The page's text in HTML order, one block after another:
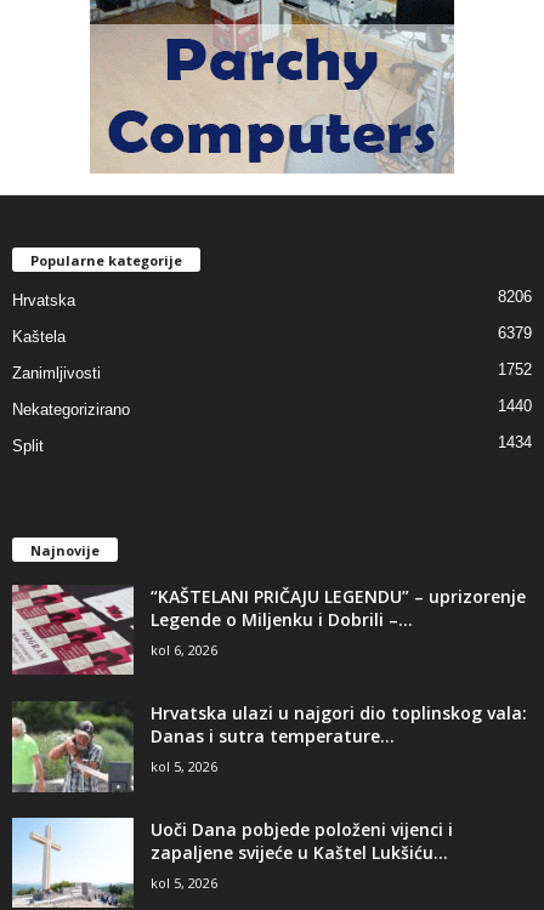
Popularne kategorije
Hrvatska 8206
Kaštela 6379
Zanimljivosti 1752
Nekategorizirano 1440
Split 1434
Najnovije
“KAŠTELANI PRIČAJU LEGENDU” – uprizorenje
Legende o Miljenku i Dobrili –...
kol 6, 2026
Hrvatska ulazi u najgori dio toplinskog vala:
Danas i sutra temperature...
kol 5, 2026
Uoči Dana pobjede položeni vijenci i
zapaljene svijeće u Kaštel Lukšiću...
kol 5, 2026